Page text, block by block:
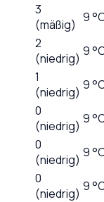
3
(mäßig) 9
2
(niedrig) 9
1
(niedrig) 9
0
(niedrig) 9
0
(niedrig) 9
0
(niedrig) 9